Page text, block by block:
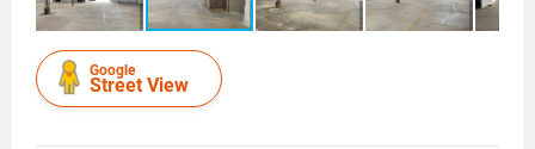
Google
Street View